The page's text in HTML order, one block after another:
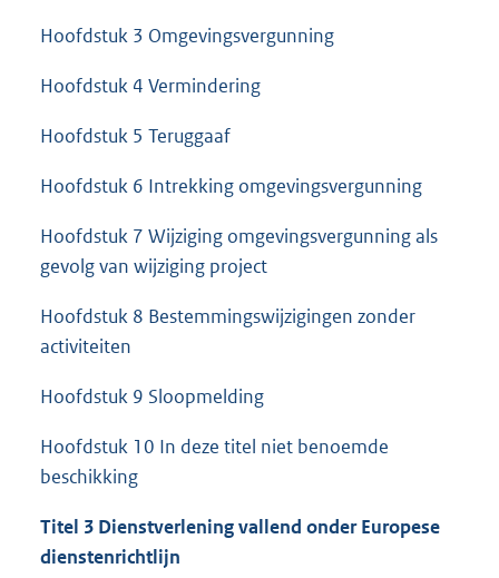
Hoofdstuk 3 Omgevingsvergunning
Hoofdstuk 4 Vermindering
Hoofdstuk 5 Teruggaaf
Hoofdstuk 6 Intrekking omgevingsvergunning
Hoofdstuk 7 Wijziging omgevingsvergunning als
gevolg van wijziging project
Hoofdstuk 8 Bestemmingswijzigingen zonder
activiteiten
Hoofdstuk 9 Sloopmelding
Hoofdstuk 10 In deze titel niet benoemde
beschikking
Titel 3 Dienstverlening vallend onder Europese
dienstenrichtlijn